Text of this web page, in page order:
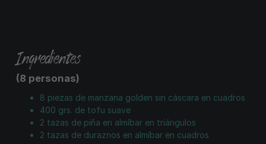
Ingredientes
(8 personas)
8 piezas de manzana golden sin cáscara en cuadros
400 grs. de tofu suave
2 tazas de piña en almíbar en triángulos
2 tazas de duraznos en almíbar en cuadros